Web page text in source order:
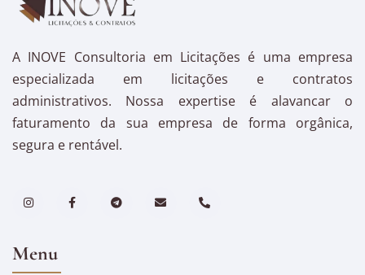
A INOVE Consultoria em Licitações é uma empresa
especializada em licitações e contratos
administrativos. Nossa expertise é alavancar o
faturamento da sua empresa de forma orgânica,
segura e rentável.
Menu